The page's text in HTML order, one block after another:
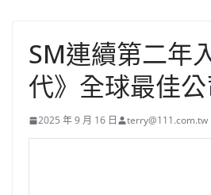
SM連續第二年
代》全球最佳
2025 年 9 月 16 日 terry@111.com.tw